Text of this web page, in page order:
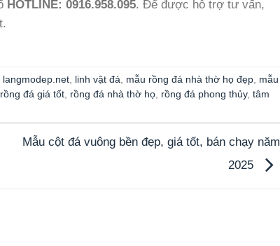
HOTLINE: 0916.958.095. Để được hỗ trợ tư vấn,
langmodep.net linh vật đá mẫu rồng đá nhà thờ họ đẹp mẫu
rồng đá giá tốt rồng đá nhà thờ họ rồng đá phong thủy, tâm
Mẫu cột đá vuông bền đẹp, giá tốt, bán chạy năm
2025